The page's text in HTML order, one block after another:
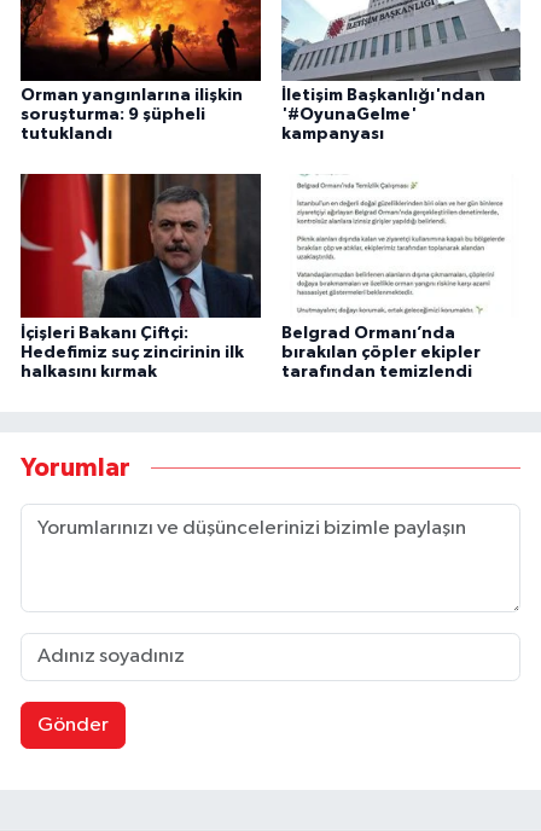
Orman yangınlarına ilişkin
soruşturma: 9 şüpheli
tutuklandı
İletişim Başkanlığı'ndan
'#OyunaGelme'
kampanyası
İçişleri Bakanı Çiftçi:
Hedefimiz suç zincirinin ilk
halkasını kırmak
Belgrad Ormanı’nda
bırakılan çöpler ekipler
tarafından temizlendi
Yorumlar
Gönder